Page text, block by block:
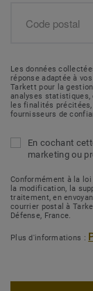
Les données
réponse adaptée à
Tarkett pour la
analyses statistiques,
les finalités
fournisseurs de
En cochant
marketing ou
Conformément à la loi
la modification, la
traitement, en
courrier postal à
Défense, France.
Plus d'informations :